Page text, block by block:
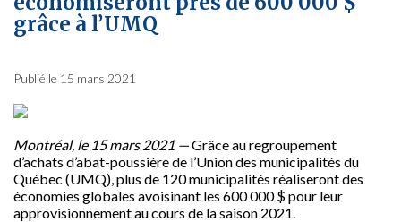
grâce à l’UMQ
Publié le 15 mars 2021
Montréal, le 15 mars 2021 —Grâce au regroupement
d’achats d’abat-poussière de l’Union des municipalités du
Québec (UMQ), plus de 120 municipalités réaliseront des
économies globales avoisinant les 600 000 $ pour leur
approvisionnement au cours de la saison 2021.